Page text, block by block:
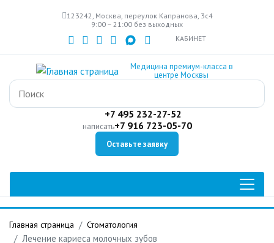
к
основному
содержанию
123242, Москва, переулок Капранова, 3с4
9:00 – 21:00 без выходных
КАБИНЕТ
Медицина премиум-класса в
центре Москвы
+7 495 232-27-52
написать+7 916 723-05-70
Оставьте заявку
Главная страница Стоматология
Лечение кариеса молочных зубов